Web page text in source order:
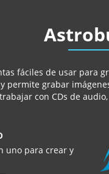
fáciles de usar para
permite grabar
con CDs de
uno para crear y